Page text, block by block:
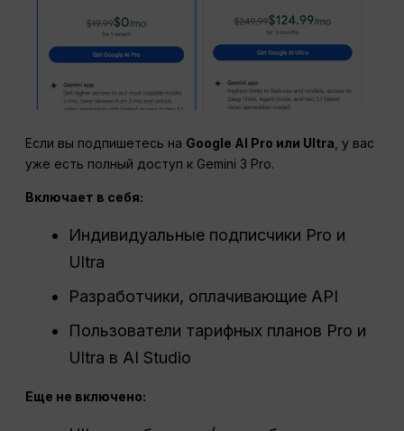
Если вы подпишетесь на Google AI Pro или Ultra , у вас
уже есть полный доступ к Gemini 3 Pro.
Включает в себя:
Индивидуальные подписчики Pro и
Ultra
Разработчики, оплачивающие API
Пользователи тарифных планов Pro и
Ultra в AI Studio
Еще не включено: